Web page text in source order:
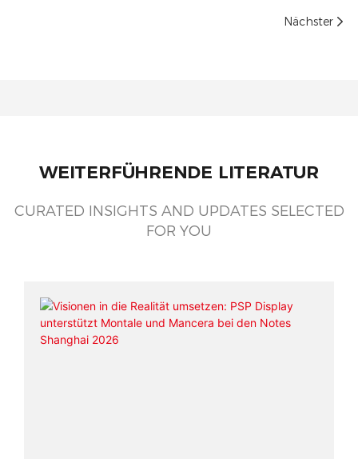
Nächster
WEITERFÜHRENDE LITERATUR
CURATED INSIGHTS AND UPDATES SELECTED
FOR YOU